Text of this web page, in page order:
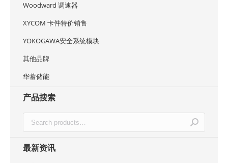
Woodward 调速器
XYCOM 卡件特价销售
YOKOGAWA安全系统模块
其他品牌
华蓄储能
产品搜索
最新资讯